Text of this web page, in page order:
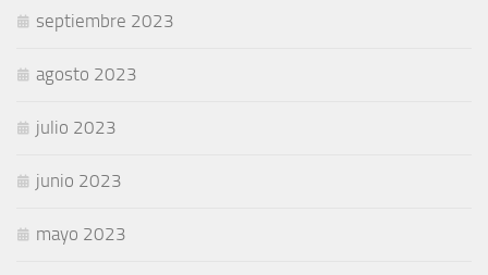
septiembre 2023
agosto 2023
julio 2023
junio 2023
mayo 2023